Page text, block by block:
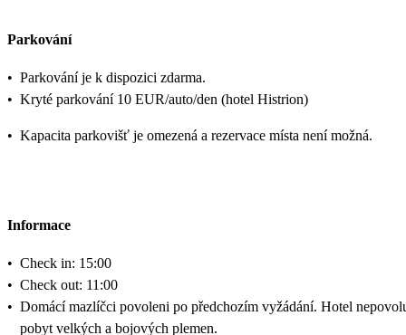
Parkování
• Parkování je k dispozici zdarma.
• Kryté parkování 10 EUR/auto/den (hotel Histrion)
• Kapacita parkovišť je omezená a rezervace místa není možná.
Informace
• Check in: 15:00
• Check out: 11:00
• Domácí mazlíčci povoleni po předchozím vyžádání. Hotel
pobyt velkých a bojových plemen.